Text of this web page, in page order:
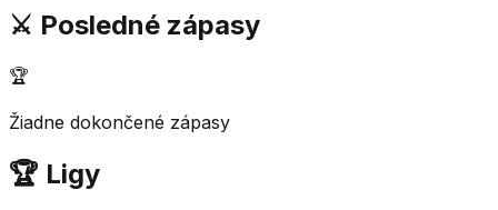
⚔️ Posledné zápasy
🏆
Žiadne dokončené zápasy
🏆 Ligy